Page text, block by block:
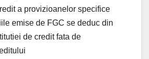
a provizioanelor specifice
emise de FGC se deduc din
de credit fata de